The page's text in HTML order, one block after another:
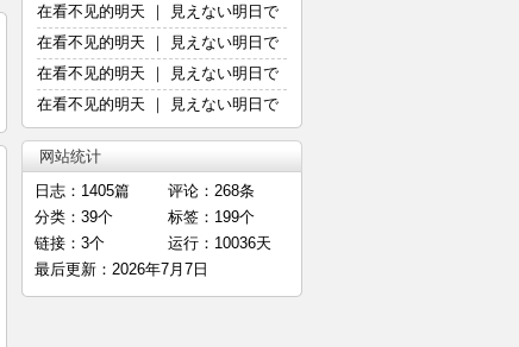
在看不见的明天 ｜ 見えない明日で
在看不见的明天 ｜ 見えない明日で
在看不见的明天 ｜ 見えない明日で
在看不见的明天 ｜ 見えない明日で
网站统计
日志：1405篇
评论：268条
分类：39个
标签：199个
链接：3个
运行：10036天
最后更新：2026年7月7日